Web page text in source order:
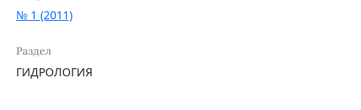
№ 1 (2011)
Раздел
ГИДРОЛОГИЯ